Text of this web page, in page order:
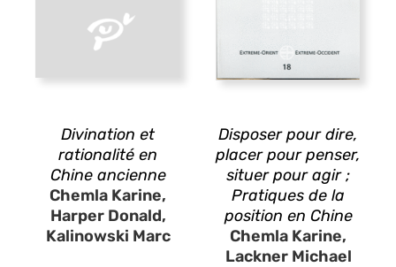
Divination et
rationalité en
Chine ancienne
Chemla Karine,
Harper Donald,
Kalinowski Marc
Disposer pour dire,
placer pour penser,
situer pour agir ;
Pratiques de la
position en Chine
Chemla Karine,
Lackner Michael